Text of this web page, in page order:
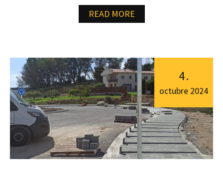
READ MORE
4.
octubre 2024